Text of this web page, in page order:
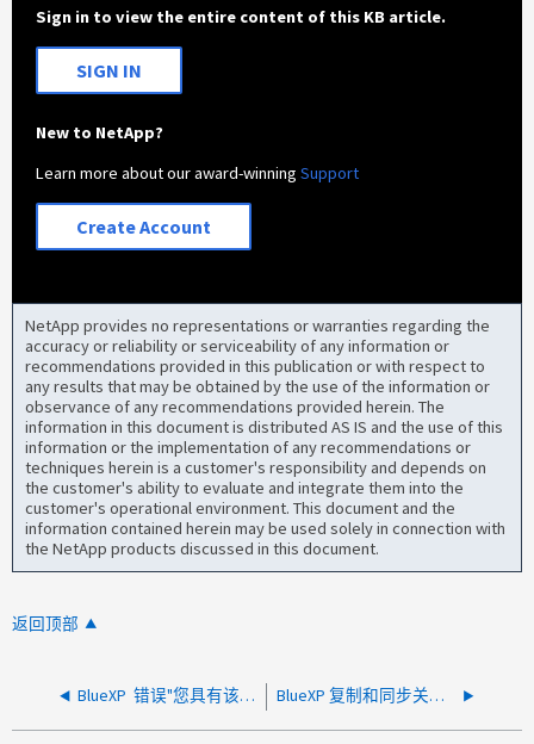
Sign in to view the entire content of this KB article.
SIGN IN
New to NetApp?
Learn more about our award-winningSupport
Create Account
NetApp provides no representations or warranties regarding the
accuracy or reliability or serviceability of any information or
recommendations provided in this publication or with respect to
any results that may be obtained by the use of the information or
observance of any recommendations provided herein. The
information in this document is distributed AS IS and the use of this
information or the implementation of any recommendations or
techniques herein is a customer's responsibility and depends on
the customer's ability to evaluate and integrate them into the
customer's operational environment. This document and the
information contained herein may be used solely in connection with
the NetApp products discussed in this document.
返回顶部
BlueXP 错误"您具有该许可证提供的X个最大关系数"。 BlueXP 复制和同步关系未能按计划运行，但手动运行时可以运行